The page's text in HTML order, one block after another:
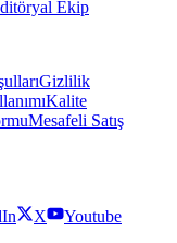
Ekip
Gizlilik
Kalite
Mesafeli Satış
X
Youtube